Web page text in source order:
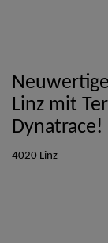
Linz mit
Dynatrace!
4020 Linz